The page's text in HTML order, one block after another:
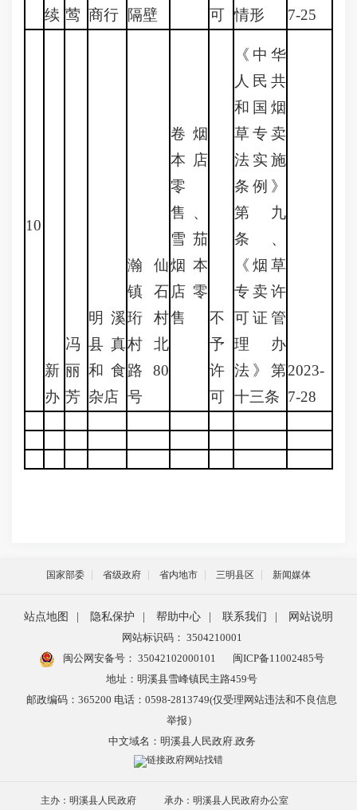
续 莺 商行
隔壁
可 情形
7-25
10
新
办
冯
丽
芳
明溪
县真
和食
杂店
瀚仙
镇石
珩村
村北
路80
号
卷烟
本店
零
售、
雪茄
烟本
店零
售
不
予
许
可
《中华
人民共
和国烟
草专卖
法实施
条例》
第九
条、
《烟草
专卖许
可证管
理办
法》第
十三条
2023-
7-28
国家部委 省级政府 省内地市 三明县区 新闻媒体
站点地图 隐私保护 帮助中心 联系我们
网站说明
网站标识码： 3504210001
闽公网安备号： 35042102000101
闽ICP备11002485号
地址：明溪县雪峰镇民主路459号
邮政编码：365200 电话：0598-2813749(仅受理网站违法和不良信息
举报）
中文域名：明溪县人民政府.政务
主办：明溪县人民政府 承办：明溪县人民政府办公室